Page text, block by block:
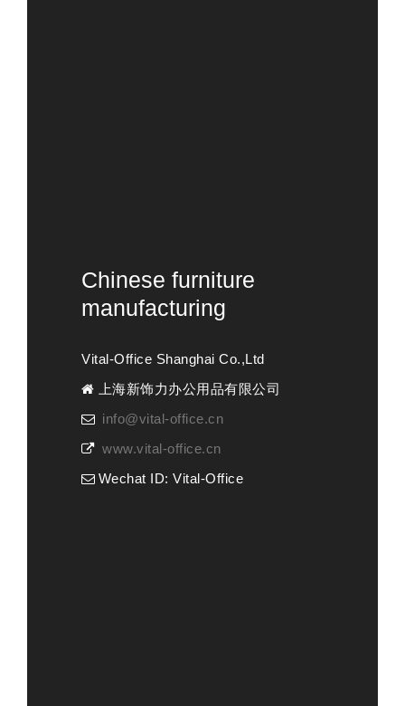
Chinese furniture
manufacturing
Vital-Office Shanghai Co.,Ltd
上海新饰力办公用品有限公司
info@vital-office.cn
www.vital-office.cn
Wechat ID: Vital-Office